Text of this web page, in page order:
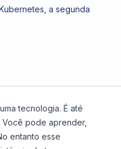
a segunda
tecnologia. É até
pode aprender,
entanto esse